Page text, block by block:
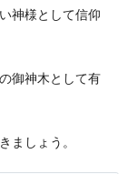
神様として信仰
御神木として有
ましょう。